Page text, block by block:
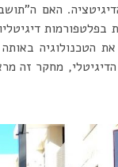
האם
בפלטפורמות
הטכנולוגיה
מחקר זה